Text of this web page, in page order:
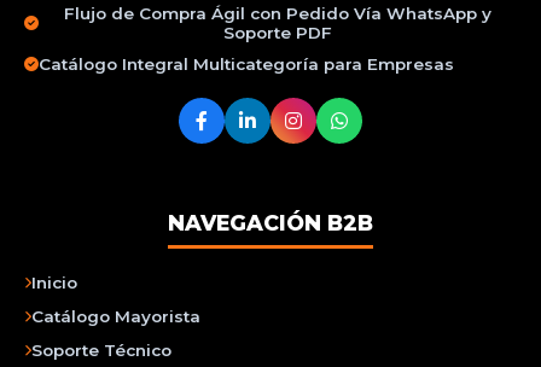
Flujo de Compra Ágil con Pedido Vía WhatsApp y
Soporte PDF
Catálogo Integral Multicategoría para Empresas
NAVEGACIÓN B2B
Inicio
Catálogo Mayorista
Soporte Técnico